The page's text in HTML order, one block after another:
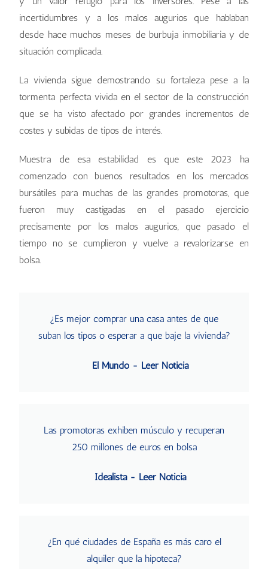
incertidumbres y a los malos augurios que hablaban
desde hace muchos meses de burbuja inmobiliaria y de
situación complicada.
La vivienda sigue demostrando su fortaleza pese a la
tormenta perfecta vivida en el sector de la construcción
que se ha visto afectado por grandes incrementos de
costes y subidas de tipos de interés.
Muestra de esa estabilidad es que este 2023 ha
comenzado con buenos resultados en los mercados
bursátiles para muchas de las grandes promotoras, que
fueron muy castigadas en el pasado ejercicio
precisamente por los malos augurios, que pasado el
tiempo no se cumplieron y vuelve a revalorizarse en
bolsa.
¿Es mejor comprar una casa antes de que
suban los tipos o esperar a que baje la vivienda?
El Mundo - Leer Noticia
Las promotoras exhiben músculo y recuperan
250 millones de euros en bolsa
Idealista - Leer Noticia
¿En qué ciudades de España es más caro el
alquiler que la hipoteca?